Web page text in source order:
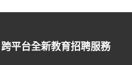
跨平台全新教育招聘服務